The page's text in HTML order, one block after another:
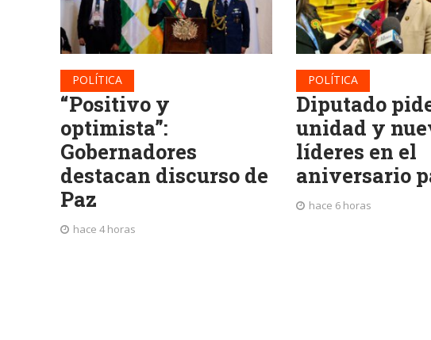
POLÍTICA
“Positivo y
optimista”:
Gobernadores
destacan discurso de
Paz
hace 4 horas
POLÍTICA
Diputado
unidad y
líderes en el
aniversario
hace 6 horas